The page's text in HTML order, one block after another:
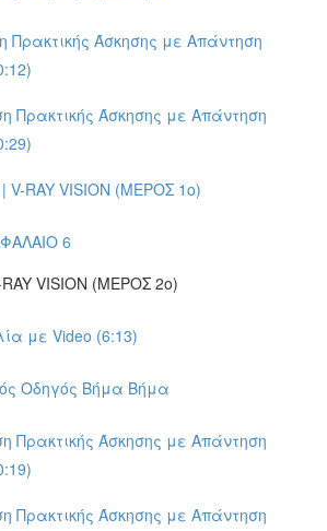
Πρακτικής Άσκησης με Απάντηση
Πρακτικής Άσκησης με Απάντηση
V-RAY VISION (ΜΕΡΟΣ 1ο)
6
VISION (ΜΕΡΟΣ 2ο)
με Video (6:13)
Οδηγός Βήμα Βήμα
Πρακτικής Άσκησης με Απάντηση
Πρακτικής Άσκησης με Απάντηση